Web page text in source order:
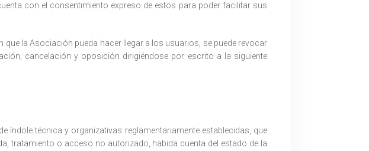
con el consentimiento expreso de estos para poder facilitar sus
la Asociación pueda hacer llegar a los usuarios, se puede revocar
cancelación y oposición dirigiéndose por escrito a la siguiente
índole técnica y organizativas reglamentariamente establecidas, que
tratamiento o acceso no autorizado, habida cuenta del estado de la